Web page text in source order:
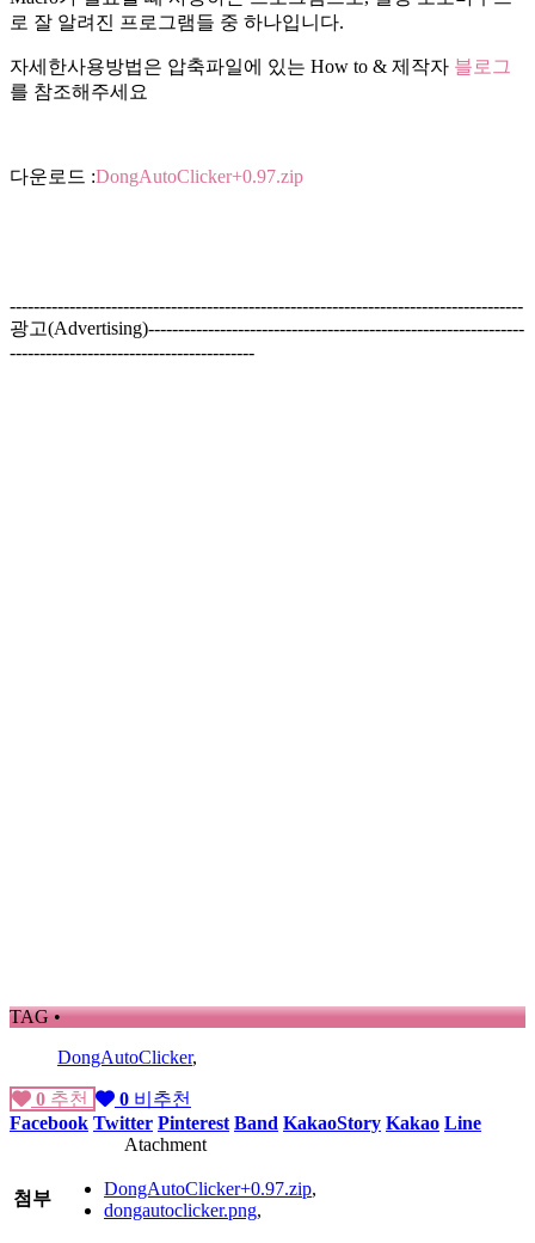
로 잘 알려진 프로그램들 중 하나입니다.
자세한사용방법은 압축파일에 있는 How to & 제작자 블로그
를 참조해주세요
다운로드 :DongAutoClicker+0.97.zip
--------------------------------------------------------------------------------------
광고(Advertising)---------------------------------------------------------------
-----------------------------------------
TAG •
DongAutoClicker,
0 추천 0 비추천
Facebook Twitter Pinterest Band KakaoStory Kakao Line
Atachment
첨부 DongAutoClicker+0.97.zip,
dongautoclicker.png,